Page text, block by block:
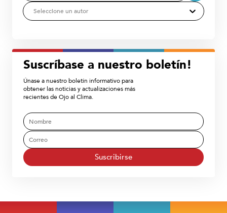
Seleccione un autor
Suscríbase a nuestro boletín!
Únase a nuestro boletín informativo para
obtener las noticias y actualizaciones más
recientes de Ojo al Clima.
Suscribirse